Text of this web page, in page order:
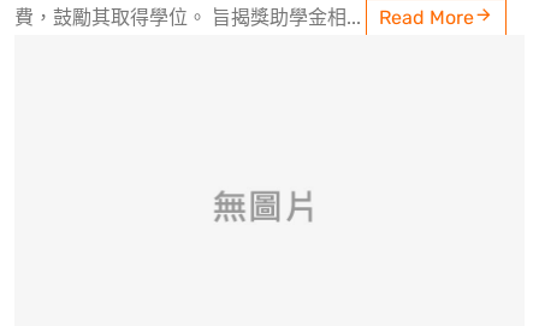
費，鼓勵其取得學位。 旨揭獎助學金相...
Read More